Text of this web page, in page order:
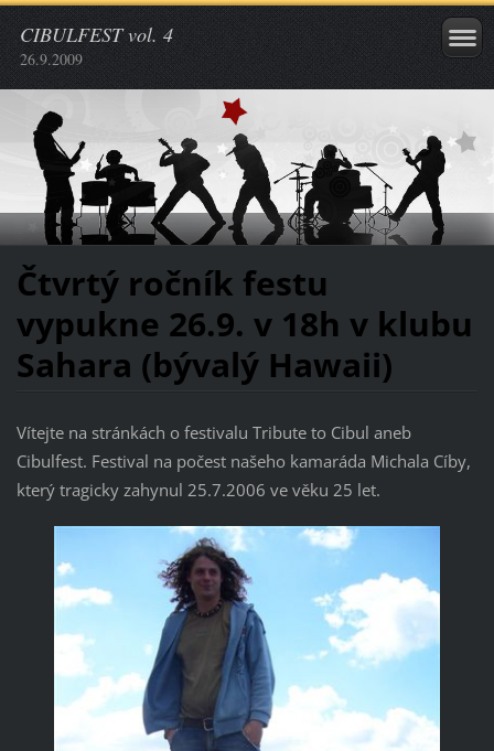
CIBULFEST vol. 4
26.9.2009
Čtvrtý ročník festu
vypukne 26.9. v 18h v klubu
Sahara (bývalý Hawaii)
Vítejte na stránkách o festivalu Tribute to Cibul aneb
Cibulfest. Festival na počest našeho kamaráda Michala Cíby,
který tragicky zahynul 25.7.2006 ve věku 25 let.